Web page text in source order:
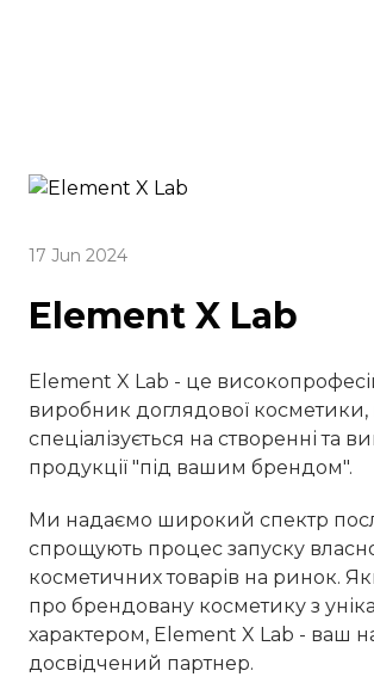
17 Jun 2024
Element X Lab
Element X Lab - це
виробник доглядової
спеціалізується на створенні та
продукції "під вашим брендом".
Ми надаємо широкий спектр
спрощують процес запуску
косметичних товарів на ринок.
про брендовану косметику з
характером, Element X Lab - ваш
досвідчений партнер.